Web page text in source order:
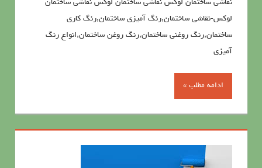
نقاشی ساختمان لوکس نقاشی ساختمان لوکس نقاشی ساختمان
لوکس-نقاشی ساختمان,رنگ آمیزی ساختمان,رنگ کاری
ساختمان,رنگ روغنی ساختمان,رنگ روغن ساختمان,انواع رنگ
آمیزی
ادامه مطلب »